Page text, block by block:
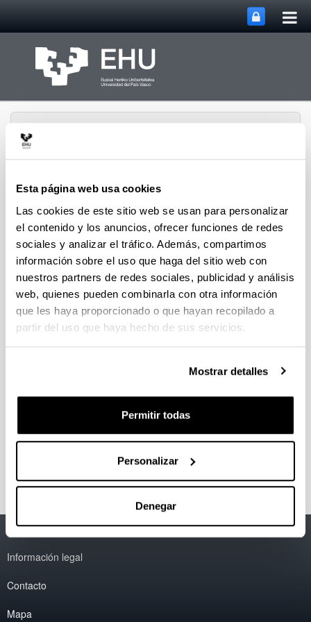
Esta página web usa cookies
Las cookies de este sitio web se usan para personalizar
el contenido y los anuncios, ofrecer funciones de redes
sociales y analizar el tráfico. Además, compartimos
información sobre el uso que haga del sitio web con
nuestros partners de redes sociales, publicidad y análisis
web, quienes pueden combinarla con otra información
que les haya proporcionado o que hayan recopilado a
partir del uso que haya hecho de sus servicios.
Mostrar detalles
Permitir todas
Personalizar
Denegar
CPWV MenúAbrir/cerrar
Tesis doctorales de 2011
Jon Makibar Gorostidi"Biomasaren pirolisi azkarra
pilotu eskalako iturri ohantze konikoan:
Hidrodinamikaren eta lanerako bakdintzen ikerketa"
hornituriko iturri oahntze konikoen ikerketa
pirólisis rapida de biomasa en reactor de spouted
Accesibilidad
Información legal
Contacto
Mapa
EHU